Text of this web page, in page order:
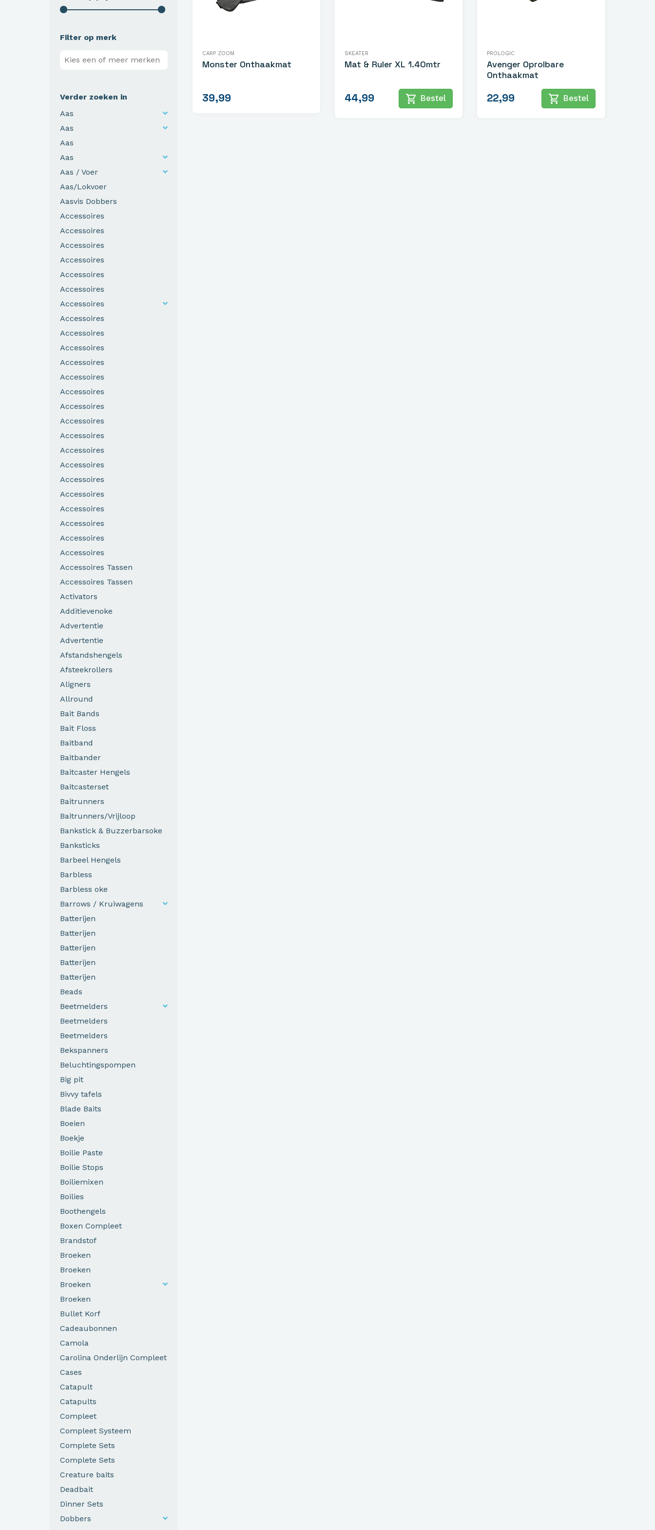
Filter op merk
Verder zoeken in
Aas
Aas
Aas
Aas
Aas / Voer
Aas/Lokvoer
Aasvis Dobbers
Accessoires
Accessoires
Accessoires
Accessoires
Accessoires
Accessoires
Accessoires
Accessoires
Accessoires
Accessoires
Accessoires
Accessoires
Accessoires
Accessoires
Accessoires
Accessoires
Accessoires
Accessoires
Accessoires
Accessoires
Accessoires
Accessoires
Accessoires
Accessoires
Accessoires Tassen
Accessoires Tassen
Activators
Additievenoke
Advertentie
Advertentie
Afstandshengels
Afsteekrollers
Aligners
Allround
Bait Bands
Bait Floss
Baitband
Baitbander
Baitcaster Hengels
Baitcasterset
Baitrunners
Baitrunners/Vrijloop
Bankstick & Buzzerbarsoke
Banksticks
Barbeel Hengels
Barbless
Barbless oke
Barrows / Kruiwagens
Batterijen
Batterijen
Batterijen
Batterijen
Batterijen
Beads
Beetmelders
Beetmelders
Beetmelders
Bekspanners
Beluchtingspompen
Big pit
Bivvy tafels
Blade Baits
Boeien
Boekje
Boilie Paste
Boilie Stops
Boiliemixen
Boilies
Boothengels
Boxen Compleet
Brandstof
Broeken
Broeken
Broeken
Broeken
Bullet Korf
Cadeaubonnen
Camola
Carolina Onderlijn Compleet
Cases
Catapult
Catapults
Compleet
Compleet Systeem
Complete Sets
Complete Sets
Creature baits
Deadbait
Dinner Sets
Dobbers
CARP ZOOM
Monster Onthaakmat
39,99
SKEATER
Mat & Ruler XL 1.40mtr
44,99 shopping_cart Bestel
PROLOGIC
Avenger Oprolbare
Onthaakmat
22,99 shopping_cart Bestel